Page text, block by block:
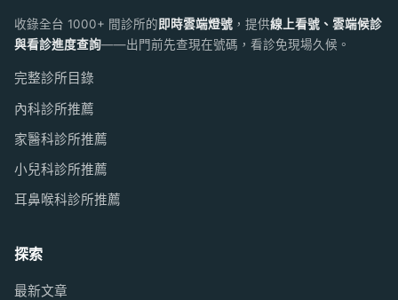
收錄全台 1000+ 間診所的即時雲端燈號 ，提供線上看號、雲端候診
與看診進度查詢——出門前先查現在號碼，看診免現場久候。
完整診所目錄
內科診所推薦
家醫科診所推薦
小兒科診所推薦
耳鼻喉科診所推薦
探索
最新文章